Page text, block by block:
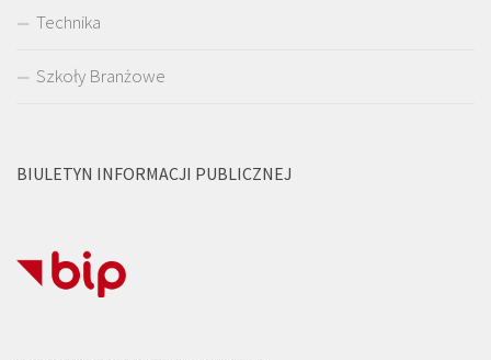
Technika
Szkoły Branżowe
BIULETYN INFORMACJI PUBLICZNEJ